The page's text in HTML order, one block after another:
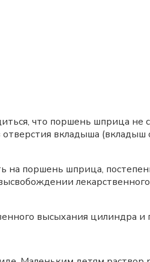
что поршень шприца не
вкладыша (вкладыш
поршень шприца,
высыхания цилиндра и